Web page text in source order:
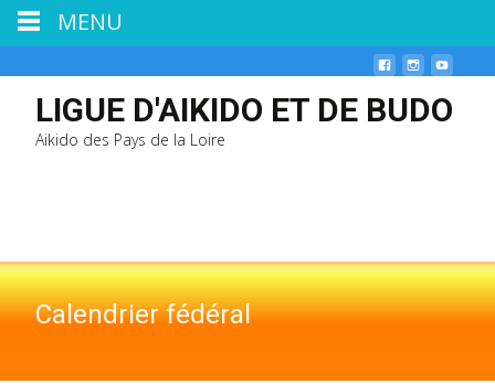
LIGUE D'AIKIDO ET DE BUDO
Aikido des Pays de la Loire
Calendrier fédéral
MENU